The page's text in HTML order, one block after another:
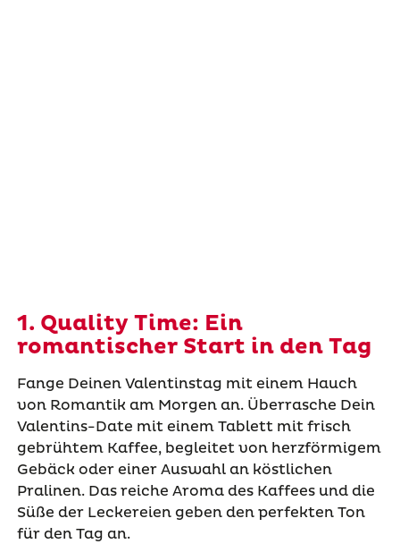
1. Quality Time: Ein
romantischer Start in den Tag
Fange Deinen Valentinstag mit einem Hauch
von Romantik am Morgen an. Überrasche Dein
Valentins-Date mit einem Tablett mit frisch
gebrühtem Kaffee, begleitet von herzförmigem
Gebäck oder einer Auswahl an köstlichen
Pralinen. Das reiche Aroma des Kaffees und die
Süße der Leckereien geben den perfekten Ton
für den Tag an.